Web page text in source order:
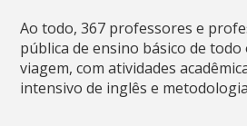
Ao todo, 367 professores e
pública de ensino básico de todo
viagem, com atividades
intensivo de inglês e